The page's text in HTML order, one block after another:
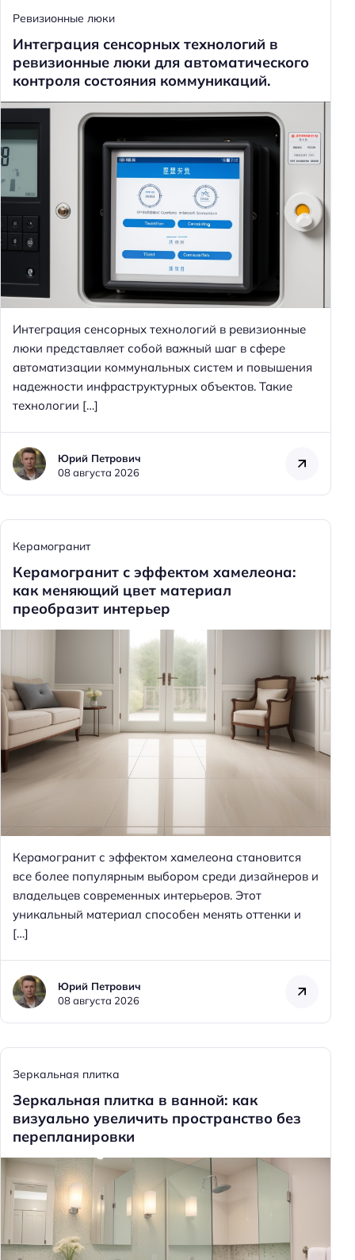
Ревизионные люки
Интеграция сенсорных технологий в
ревизионные люки для автоматического
контроля состояния коммуникаций.
Интеграция сенсорных технологий в ревизионные
люки представляет собой важный шаг в сфере
автоматизации коммунальных систем и повышения
надежности инфраструктурных объектов. Такие
технологии […]
Юрий Петрович
08 августа 2026
Керамогранит
Керамогранит с эффектом хамелеона:
как меняющий цвет материал
преобразит интерьер
Керамогранит с эффектом хамелеона становится
все более популярным выбором среди дизайнеров и
владельцев современных интерьеров. Этот
уникальный материал способен менять оттенки и
[…]
Юрий Петрович
08 августа 2026
Зеркальная плитка
Зеркальная плитка в ванной: как
визуально увеличить пространство без
перепланировки
Н
а
й